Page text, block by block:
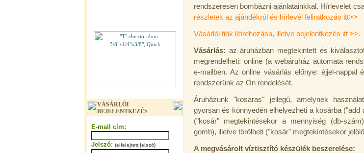
"T" elosztó-idom 3/8"x1/4"x3/8",
360,-Ft
---------
VÁSÁRLÓI
BEJELENTKEZÉS
E-mail cím:
Jelszó: (elfelejtett jelszó)
rendszeresen bombázni ajánlatainkkal. Hírlevelet
részletek az ajándékról és hírlevél feliratkozás itt>>
Vásárlói fiók létrehozása, illetve bejelentkezés itt >>.
Vásárlás: az áruházban megtekintett és
megrendelheti: online (a webáruház automata
e-mailben. Az online vásárlás előnye: éjjel-nappal
rendszerünk az Ön rendelését.
Áruházunk "kosaras" jellegű, amelynek
gyorsan és könnyedén elhelyezheti a kosárba
("kosár" megtekintésekor a mennyiség (db-
gomb), illetve törölheti ("kosár" megtekintésekor
A megvásárolt víztisztító készülék beszerelése: